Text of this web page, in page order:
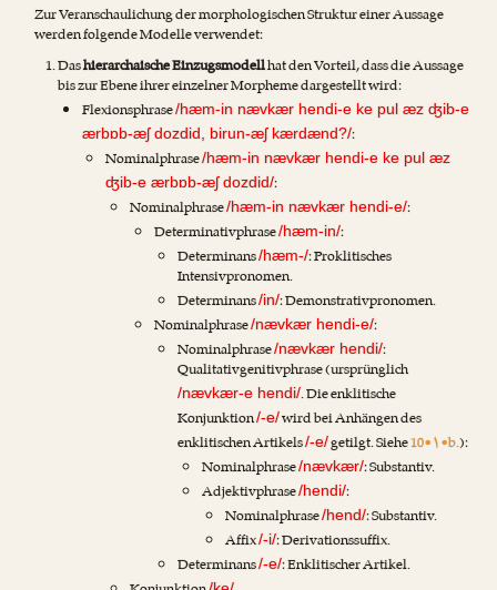
Zur Veranschaulichung der morphologischen Struktur einer Aussage
werden folgende Modelle verwendet:
Dashierarchaische Einzugsmodellhat den Vorteil, dass die Aussage
bis zur Ebene ihrer einzelner Morpheme dargestellt wird:
Flexionsphrase/hæm-in nævkær hendi-e ke pul æz ʤib-e
ærbɒb-æʃ dozdid, birun-æʃ kærdænd?/:
Nominalphrase/hæm-in nævkær hendi-e ke pul æz
ʤib-e ærbɒb-æʃ dozdid/:
Nominalphrase/hæm-in nævkær hendi-e/:
Determinativphrase/hæm-in/:
Determinans/hæm-/: Proklitisches
Intensivpronomen.
Determinans/in/: Demonstrativpronomen.
Nominalphrase/nævkær hendi-e/:
Nominalphrase/nævkær hendi/:
Qualitativgenitivphrase (ursprünglich
/nævkær-e hendi/. Die enklitische
Konjunktion/-e/wird bei Anhängen des
enklitischen Artikels/-e/getilgt. Siehe10•۱•b.):
Nominalphrase/nævkær/: Substantiv.
Adjektivphrase/hendi/:
Nominalphrase/hend/: Substantiv.
Affix/-i/: Derivationssuffix.
Determinans/-e/: Enklitischer Artikel.